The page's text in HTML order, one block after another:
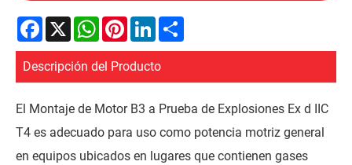
Facebook
X WhatsApp
PinterestLinkedIn
Descripción del Producto
El Montaje de Motor B3 a Prueba de Explosiones Ex d IIC
T4 es adecuado para uso como potencia motriz general
en equipos ubicados en lugares que contienen gases